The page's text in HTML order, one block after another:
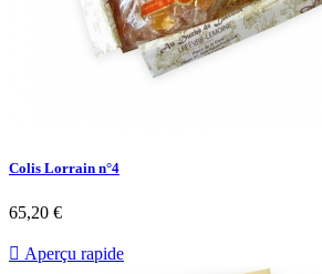
Colis Lorrain n°4
65,20 €
 Aperçu rapide